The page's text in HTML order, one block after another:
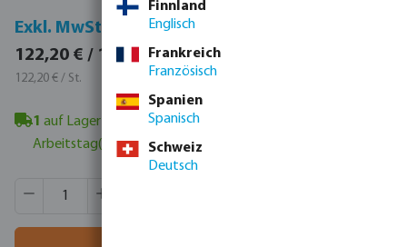
Exkl. MwSt.
122,20 € / 1 St.
122,20 € / St.
Inkl. MwSt.
145,42 € / 1 St.
145,42 € / St.
1 auf Lager in Veghel, NL- Mindestlieferzeit: 1-2
Arbeitstag(e)
Produkt Anzahl: Gib den gewünschten Wert ein oder
Finnland
Englisch
Frankreich
Französisch
Spanien
Spanisch
Schweiz
Deutsch